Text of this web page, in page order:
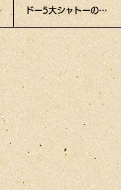
ドー5大シャトーの幻
ワインに衝撃の値
が！？